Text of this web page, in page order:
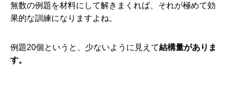
無数の例題を材料にして解きまくれば、それが極めて効
果的な訓練になりますよね。
例題20個というと、少ないように見えて結構量がありま
す。